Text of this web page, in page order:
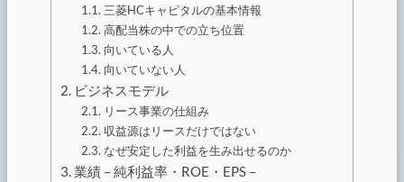
三菱HCキャピタルの基本情報
高配当株の中での立ち位置
向いている人
向いていない人
ビジネスモデル
リース事業の仕組み
収益源はリースだけではない
なぜ安定した利益を生み出せるのか
業績 – 純利益率・ROE・EPS –